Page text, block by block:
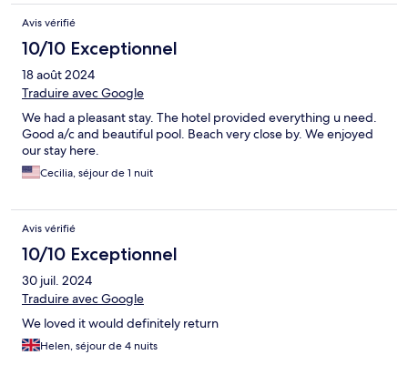
Avis vérifié
10/10 Exceptionnel
18 août 2024
Traduire avec Google
We had a pleasant stay. The hotel provided everything u need.
Good a/c and beautiful pool. Beach very close by. We enjoyed
our stay here.
Cecilia, séjour de 1 nuit
Avis vérifié
10/10 Exceptionnel
30 juil. 2024
Traduire avec Google
We loved it would definitely return
Helen, séjour de 4 nuits